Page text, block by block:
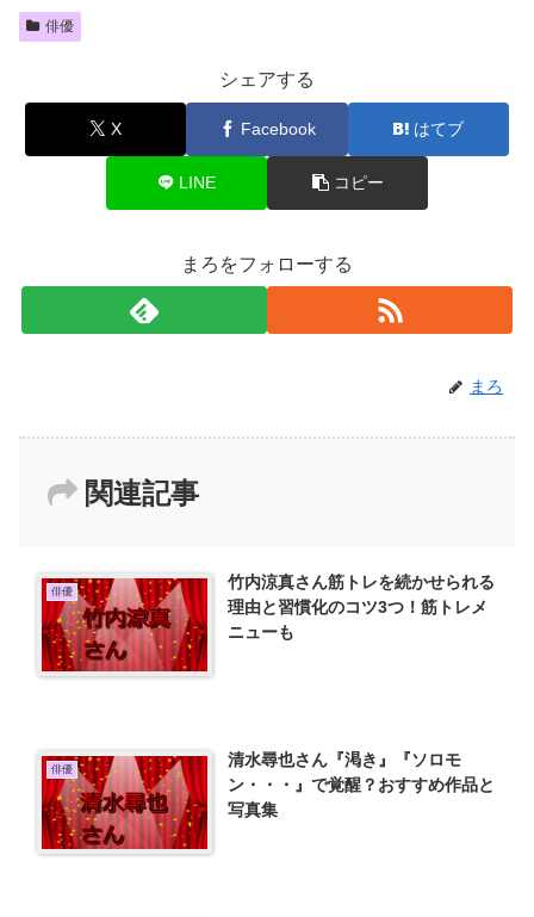
俳優
シェアする
X Facebook はてブ
LINE コピー
まろをフォローする
まろ
関連記事
俳優
竹内涼真さん筋トレを続かせられる
理由と習慣化のコツ3つ！筋トレメ
ニューも
俳優
清水尋也さん『渇き』『ソロモ
ン・・・』で覚醒？おすすめ作品と
写真集